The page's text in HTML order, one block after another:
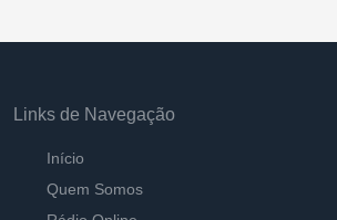
Links de Navegação
Início
Quem Somos